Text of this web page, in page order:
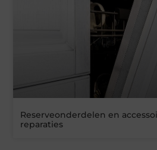
Reserveonderdelen en
reparaties